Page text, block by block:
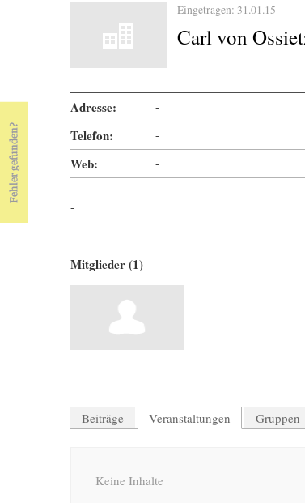
Eingetragen: 31.01.15
Carl von
Adresse: -
Telefon: -
Web: -
-
Mitglieder (1)
Beiträge Veranstaltungen Gruppen
Keine Inhalte